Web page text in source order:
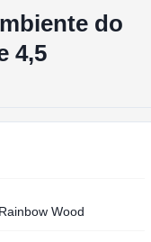
do
4,5
Rainbow Wood